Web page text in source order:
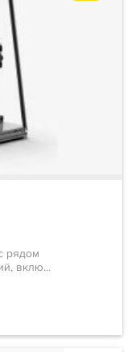
рядом
вклю...